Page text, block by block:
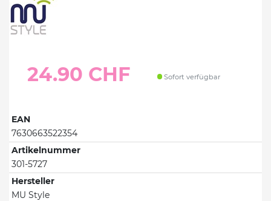
24.90 CHF Sofort verfügbar
EAN
7630663522354
Artikelnummer
301-5727
Hersteller
MU Style